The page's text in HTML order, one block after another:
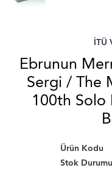
İTÜ
Ebrunun
Sergi / The
100th
Ürün Kodu
Stok Durumu